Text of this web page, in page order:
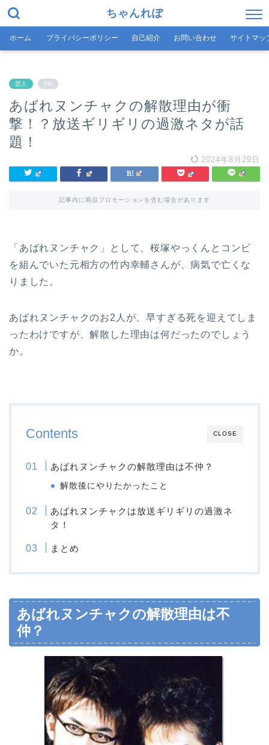
ちゃんれぽ
ホーム プライバシーポリシー 自己紹介 お問い合わせ サイトマッ
芸人 PR
あばれヌンチャクの解散理由が衝
撃！？放送ギリギリの過激ネタが話
題！
2024年8月29日
記事内に商品プロモーションを含む場合があります
「あばれヌンチャク」として、桜塚やっくんとコンビ
を組んでいた元相方の竹内幸輔さんが、病気で亡くな
りました。
あばれヌンチャクのお2人が、早すぎる死を迎えてしま
ったわけですが、解散した理由は何だったのでしょう
か。
CLOSE
Contents
あばれヌンチャクの解散理由は不仲？
解散後にやりたかったこと
あばれヌンチャクは放送ギリギリの過激ネ
タ！
まとめ
あばれヌンチャクの解散理由は不
仲？